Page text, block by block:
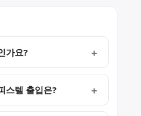
가요?
스텔 출입은?